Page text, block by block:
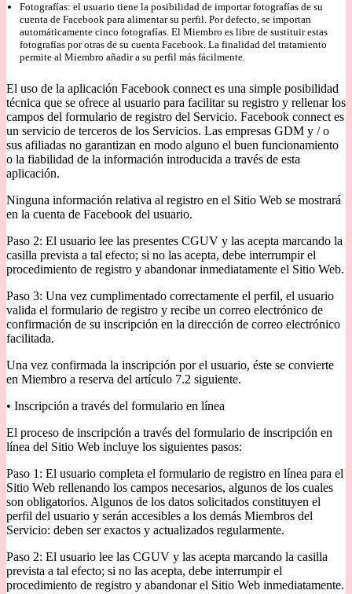
Fotografías: el usuario tiene la posibilidad de importar fotografías de su
cuenta de Facebook para alimentar su perfil. Por defecto, se importan
automáticamente cinco fotografías. El Miembro es libre de sustituir estas
fotografías por otras de su cuenta Facebook. La finalidad del tratamiento
permite al Miembro añadir a su perfil más fácilmente.
El uso de la aplicación Facebook connect es una simple posibilidad
técnica que se ofrece al usuario para facilitar su registro y rellenar los
campos del formulario de registro del Servicio. Facebook connect es
un servicio de terceros de los Servicios. Las empresas GDM y / o
sus afiliadas no garantizan en modo alguno el buen funcionamiento
o la fiabilidad de la información introducida a través de esta
aplicación.
Ninguna información relativa al registro en el Sitio Web se mostrará
en la cuenta de Facebook del usuario.
Paso 2: El usuario lee las presentes CGUV y las acepta marcando la
casilla prevista a tal efecto; si no las acepta, debe interrumpir el
procedimiento de registro y abandonar inmediatamente el Sitio Web.
Paso 3: Una vez cumplimentado correctamente el perfil, el usuario
valida el formulario de registro y recibe un correo electrónico de
confirmación de su inscripción en la dirección de correo electrónico
facilitada.
Una vez confirmada la inscripción por el usuario, éste se convierte
en Miembro a reserva del artículo 7.2 siguiente.
• Inscripción a través del formulario en línea
El proceso de inscripción a través del formulario de inscripción en
línea del Sitio Web incluye los siguientes pasos:
Paso 1: El usuario completa el formulario de registro en línea para el
Sitio Web rellenando los campos necesarios, algunos de los cuales
son obligatorios. Algunos de los datos solicitados constituyen el
perfil del usuario y serán accesibles a los demás Miembros del
Servicio: deben ser exactos y actualizados regularmente.
Paso 2: El usuario lee las CGUV y las acepta marcando la casilla
prevista a tal efecto; si no las acepta, debe interrumpir el
procedimiento de registro y abandonar el Sitio Web inmediatamente.